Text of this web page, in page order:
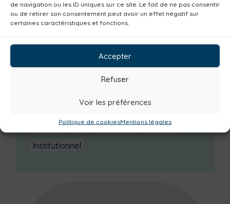
de navigation ou les ID uniques sur ce site. Le fait de ne pas consentir
ou de retirer son consentement peut avoir un effet négatif sur
certaines caractéristiques et fonctions.
Accepter
Refuser
Voir les préférences
Politique de cookiesMentions légales
Tourisme
Centre aquatique
Santé
Plan climat
Alimentation
Jeunesse
Communes
Consommer local
Institutionnel